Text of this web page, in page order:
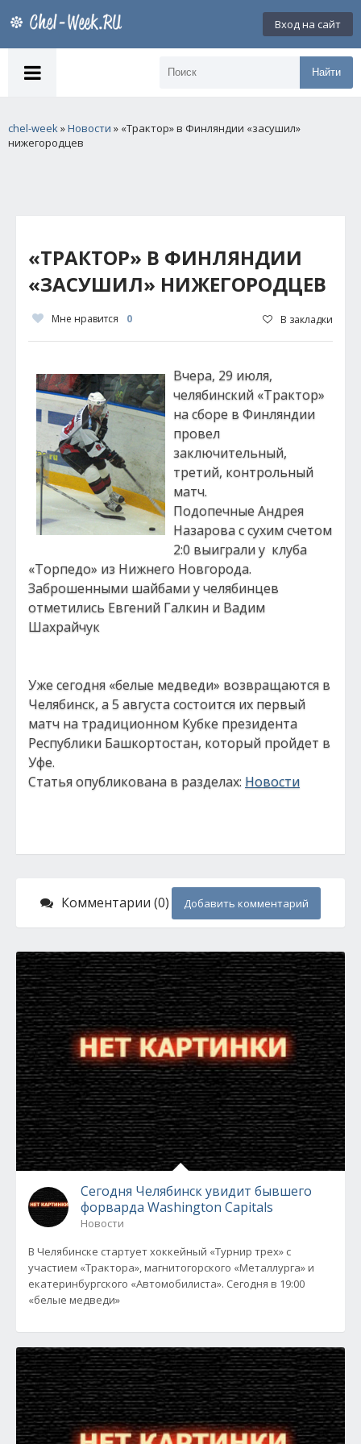
Вход на сайт
Найти
chel-week»Новости » «Трактор» в Финляндии «засушил»
нижегородцев
«ТРАКТОР» В ФИНЛЯНДИИ
«ЗАСУШИЛ» НИЖЕГОРОДЦЕВ
Мне нравится 0 В закладки
Вчера, 29 июля,
челябинский «Трактор»
на сборе в Финляндии
провел
заключительный,
третий, контрольный
матч.
Подопечные Андрея
Назарова с сухим счетом
2:0 выиграли у клуба
«Торпедо» из Нижнего Новгорода.
Заброшенными шайбами у челябинцев
отметились Евгений Галкин и Вадим
Шахрайчук
Уже сегодня «белые медведи» возвращаются в
Челябинск, а 5 августа состоится их первый
матч на традиционном Кубке президента
Республики Башкортостан, который пройдет в
Уфе.
Статья опубликована в разделах: Новости
Комментарии (0) Добавить комментарий
Сегодня Челябинск увидит бывшего
форварда Washington Capitals
Новости
В Челябинске стартует хоккейный «Турнир трех» с
участием «Трактора», магнитогорского «Металлурга» и
екатеринбургского «Автомобилиста». Сегодня в 19:00
«белые медведи»